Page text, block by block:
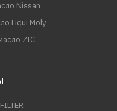
Nissan
Liqui Moly
ZIC